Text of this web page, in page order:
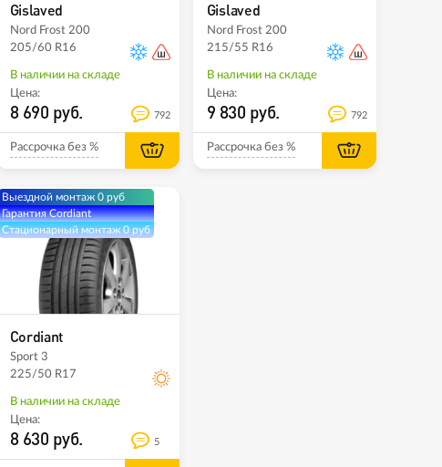
Gislaved
Nord Frost 200
205/60 R16
В наличии на складе
Цена:
8 690 руб. 792
Рассрочка без %
Gislaved
Nord Frost 200
215/55 R16
В наличии на складе
Цена:
9 830 руб. 792
Рассрочка без %
Выездной монтаж 0 руб
Гарантия Cordiant
Стационарный монтаж 0 руб
Cordiant
Sport 3
225/50 R17
В наличии на складе
Цена:
8 630 руб. 5